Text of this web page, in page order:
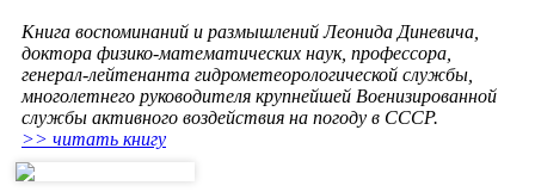
Книга воспоминаний и размышлений Леонида Диневича,
доктора физико-математических наук, профессора,
генерал-лейтенанта гидрометеорологической службы,
многолетнего руководителя крупнейшей Военизированной
службы активного воздействия на погоду в СССР.
>> читать книгу